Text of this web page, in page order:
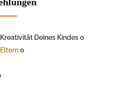
Deines Kindes 0
0